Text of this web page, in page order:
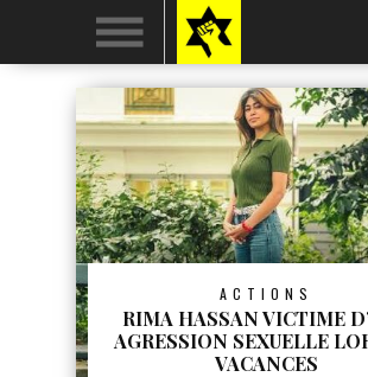
ACTIONS
RIMA HASSAN VICTIME
AGRESSION SEXUELLE
VACANCES